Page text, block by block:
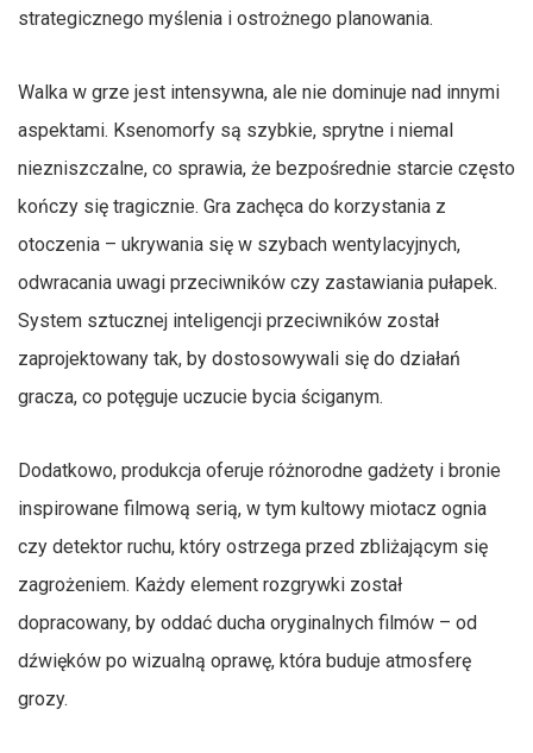
strategicznego myślenia i ostrożnego planowania.
Walka w grze jest intensywna, ale nie dominuje nad innymi
aspektami. Ksenomorfy są szybkie, sprytne i niemal
niezniszczalne, co sprawia, że bezpośrednie starcie często
kończy się tragicznie. Gra zachęca do korzystania z
otoczenia – ukrywania się w szybach wentylacyjnych,
odwracania uwagi przeciwników czy zastawiania pułapek.
System sztucznej inteligencji przeciwników został
zaprojektowany tak, by dostosowywali się do działań
gracza, co potęguje uczucie bycia ściganym.
Dodatkowo, produkcja oferuje różnorodne gadżety i bronie
inspirowane filmową serią, w tym kultowy miotacz ognia
czy detektor ruchu, który ostrzega przed zbliżającym się
zagrożeniem. Każdy element rozgrywki został
dopracowany, by oddać ducha oryginalnych filmów – od
dźwięków po wizualną oprawę, która buduje atmosferę
grozy.